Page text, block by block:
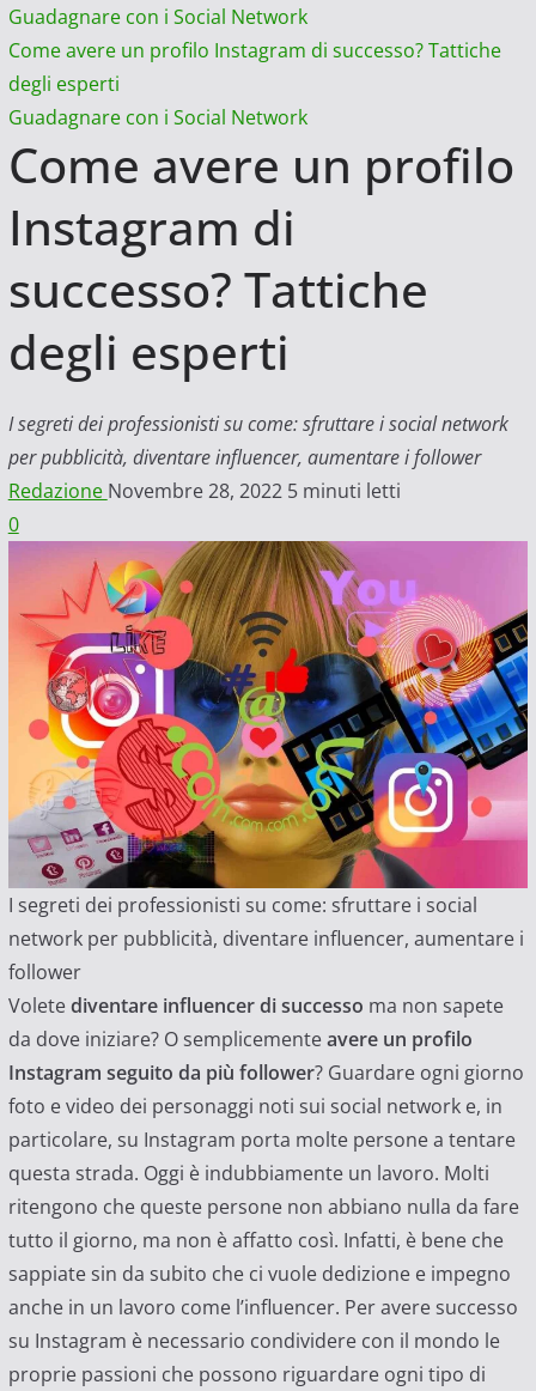
Guadagnare con i Social Network
Come avere un profilo Instagram di successo? Tattiche
degli esperti
Guadagnare con i Social Network
Come avere un profilo
Instagram di
successo? Tattiche
degli esperti
I segreti dei professionisti su come: sfruttare i social network
per pubblicità, diventare influencer, aumentare i follower
Redazione Novembre 28, 2022 5 minuti letti
0
I segreti dei professionisti su come: sfruttare i social
network per pubblicità, diventare influencer, aumentare i
follower
Voletediventare influencer di successo ma non sapete
da dove iniziare? O semplicementeavere un profilo
Instagram seguito da più follower? Guardare ogni giorno
foto e video dei personaggi noti sui social network e, in
particolare, su Instagram porta molte persone a tentare
questa strada. Oggi è indubbiamente un lavoro. Molti
ritengono che queste persone non abbiano nulla da fare
tutto il giorno, ma non è affatto così. Infatti, è bene che
sappiate sin da subito che ci vuole dedizione e impegno
anche in un lavoro come l’influencer. Per avere successo
su Instagram è necessario condividere con il mondo le
proprie passioni che possono riguardare ogni tipo di